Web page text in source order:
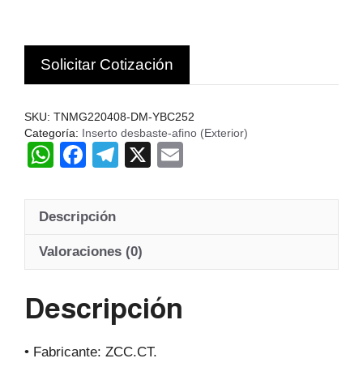
cantidad
Solicitar Cotización
SKU: TNMG220408-DM-YBC252
Categoría: Inserto desbaste-afino (Exterior)
W
at
A
p
F
c
b
o
T
e
a
X
ail
Descripción
Valoraciones (0)
Descripción
• Fabricante: ZCC.CT.